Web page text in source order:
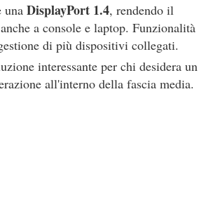
una DisplayPort 1.4, rendendo il
a console e laptop. Funzionalità
di più dispositivi collegati.
interessante per chi desidera un
all'interno della fascia media.